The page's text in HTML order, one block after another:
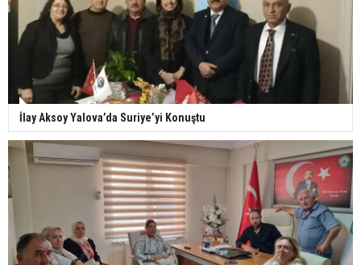
İlay Aksoy Yalova’da Suriye’yi Konuştu